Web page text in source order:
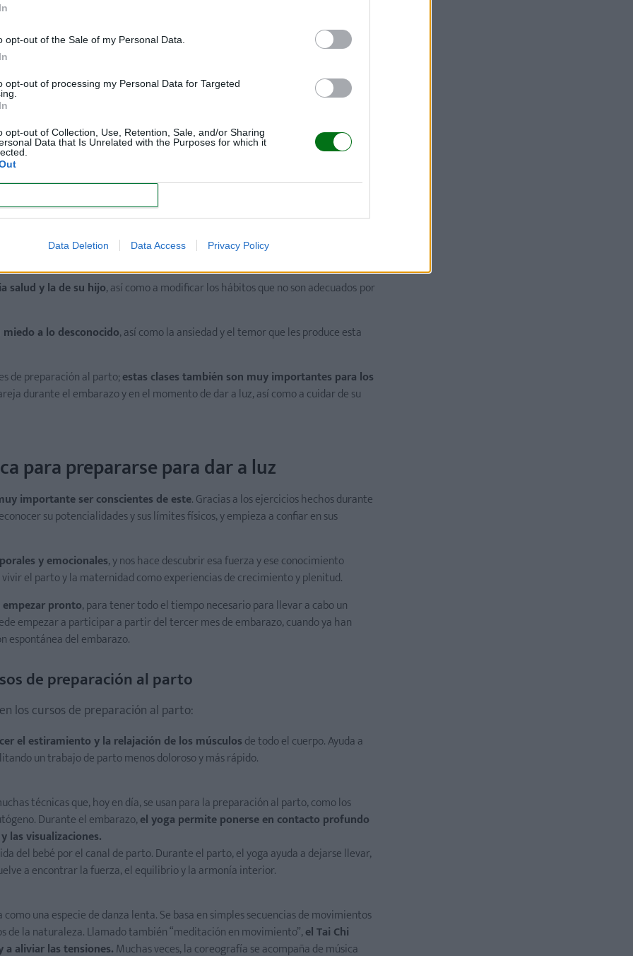
opt-out of the Sale of my Personal Data.
opt-out of processing my Personal Data for Targeted
opt-out of Collection, Use, Retention, Sale, and/or Sharing
Data that Is Unrelated with the Purposes for which it
Data Deletion Data Access Privacy Policy
de preparación al parto
a estas clases, ya sea porque tienen otros hijos, porque no le temen
para ello de forma natural.
es ponerse a punto para poder hacer frente al esfuerzo físico
del bebé,estos cursos ofrecen mucho más
salud y la de su hijo, así como a modificar los hábitos que no son adecuadospor
a lo desconocido, así como la ansiedad y el temor que les produce esta
de preparación al parto;estas clases también son muy importantes para los
durante el embarazo y en el momento de dar a luz, así como a cuidar de su
para prepararse para dar a luz
importante ser conscientes de este. Gracias a los ejercicios hechos durante
su potencialidades y sus límites físicos, y empieza a confiar en sus
y emocionales, y nos hace descubrir esa fuerza y ese conocimiento
el parto y la maternidad como experiencias de crecimiento y plenitud.
pronto, para tener todo el tiempo necesario para llevar a cabo un
empezar a participar a partir del tercer mes de embarazo, cuando ya han
espontánea del embarazo.
de preparación al parto
los cursos de preparación al parto:
el estiramiento y la relajación de los músculosde todo el cuerpo. Ayuda a
un trabajo de parto menos doloroso y más rápido.
técnicas que, hoy en día, se usan para la preparación al parto, como los
Durante el embarazo,el yoga permite ponerse en contacto profundo
las visualizaciones.
del bebé por el canal de parto. Durante el parto, el yoga ayuda a dejarse llevar,
a encontrar la fuerza, el equilibrio y la armonía interior.
una especie de danza lenta. Se basa en simples secuencias de movimientos
de la naturaleza. Llamado también “meditación en movimiento”,el Tai Chi
a aliviar las tensiones.Muchas veces, la coreografía se acompaña de música